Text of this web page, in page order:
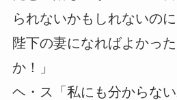
られないかもしれないの
陛下の妻になればよかっ
か！」
ヘ・ス「私にも分からな